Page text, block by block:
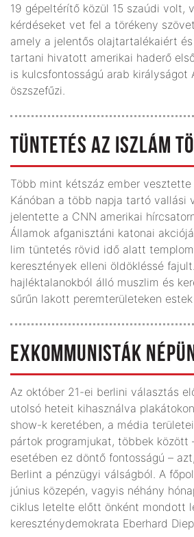
19 gépeltérítő közül 15 szaúdi volt,
kérdéseket vet fel a törékeny
amely a jelentős olajtartalékaiért
tartani hivatott amerikai haderő
is kulcsfontosságú arab királyságot
öszszefűzi.
TÜNTETÉS AZ ISZLÁM
Több mint kétszáz ember
Kánóban a több napja tartó vallási
jelentette a CNN amerikai
Államok afganisztáni katonai
lim tüntetés rövid idő alatt
keresztények elleni öldökléssé
hajléktalanokból álló muszlim és
sűrűn lakott peremterületeken estek
EXKOMMUNISTÁK
Az október 21-ei berlini választás
utolsó heteit kihasználva
show-k keretében, a média
pártok programjukat, többek között
esetében ez döntő fontosságú –
Berlint a pénzügyi válságból. A
június közepén, vagyis néhány
ciklus letelte előtt önként mondott
kereszténydemokrata Eberhard